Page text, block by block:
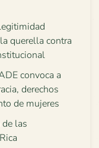
querella contra
convoca a
derechos
de mujeres
las